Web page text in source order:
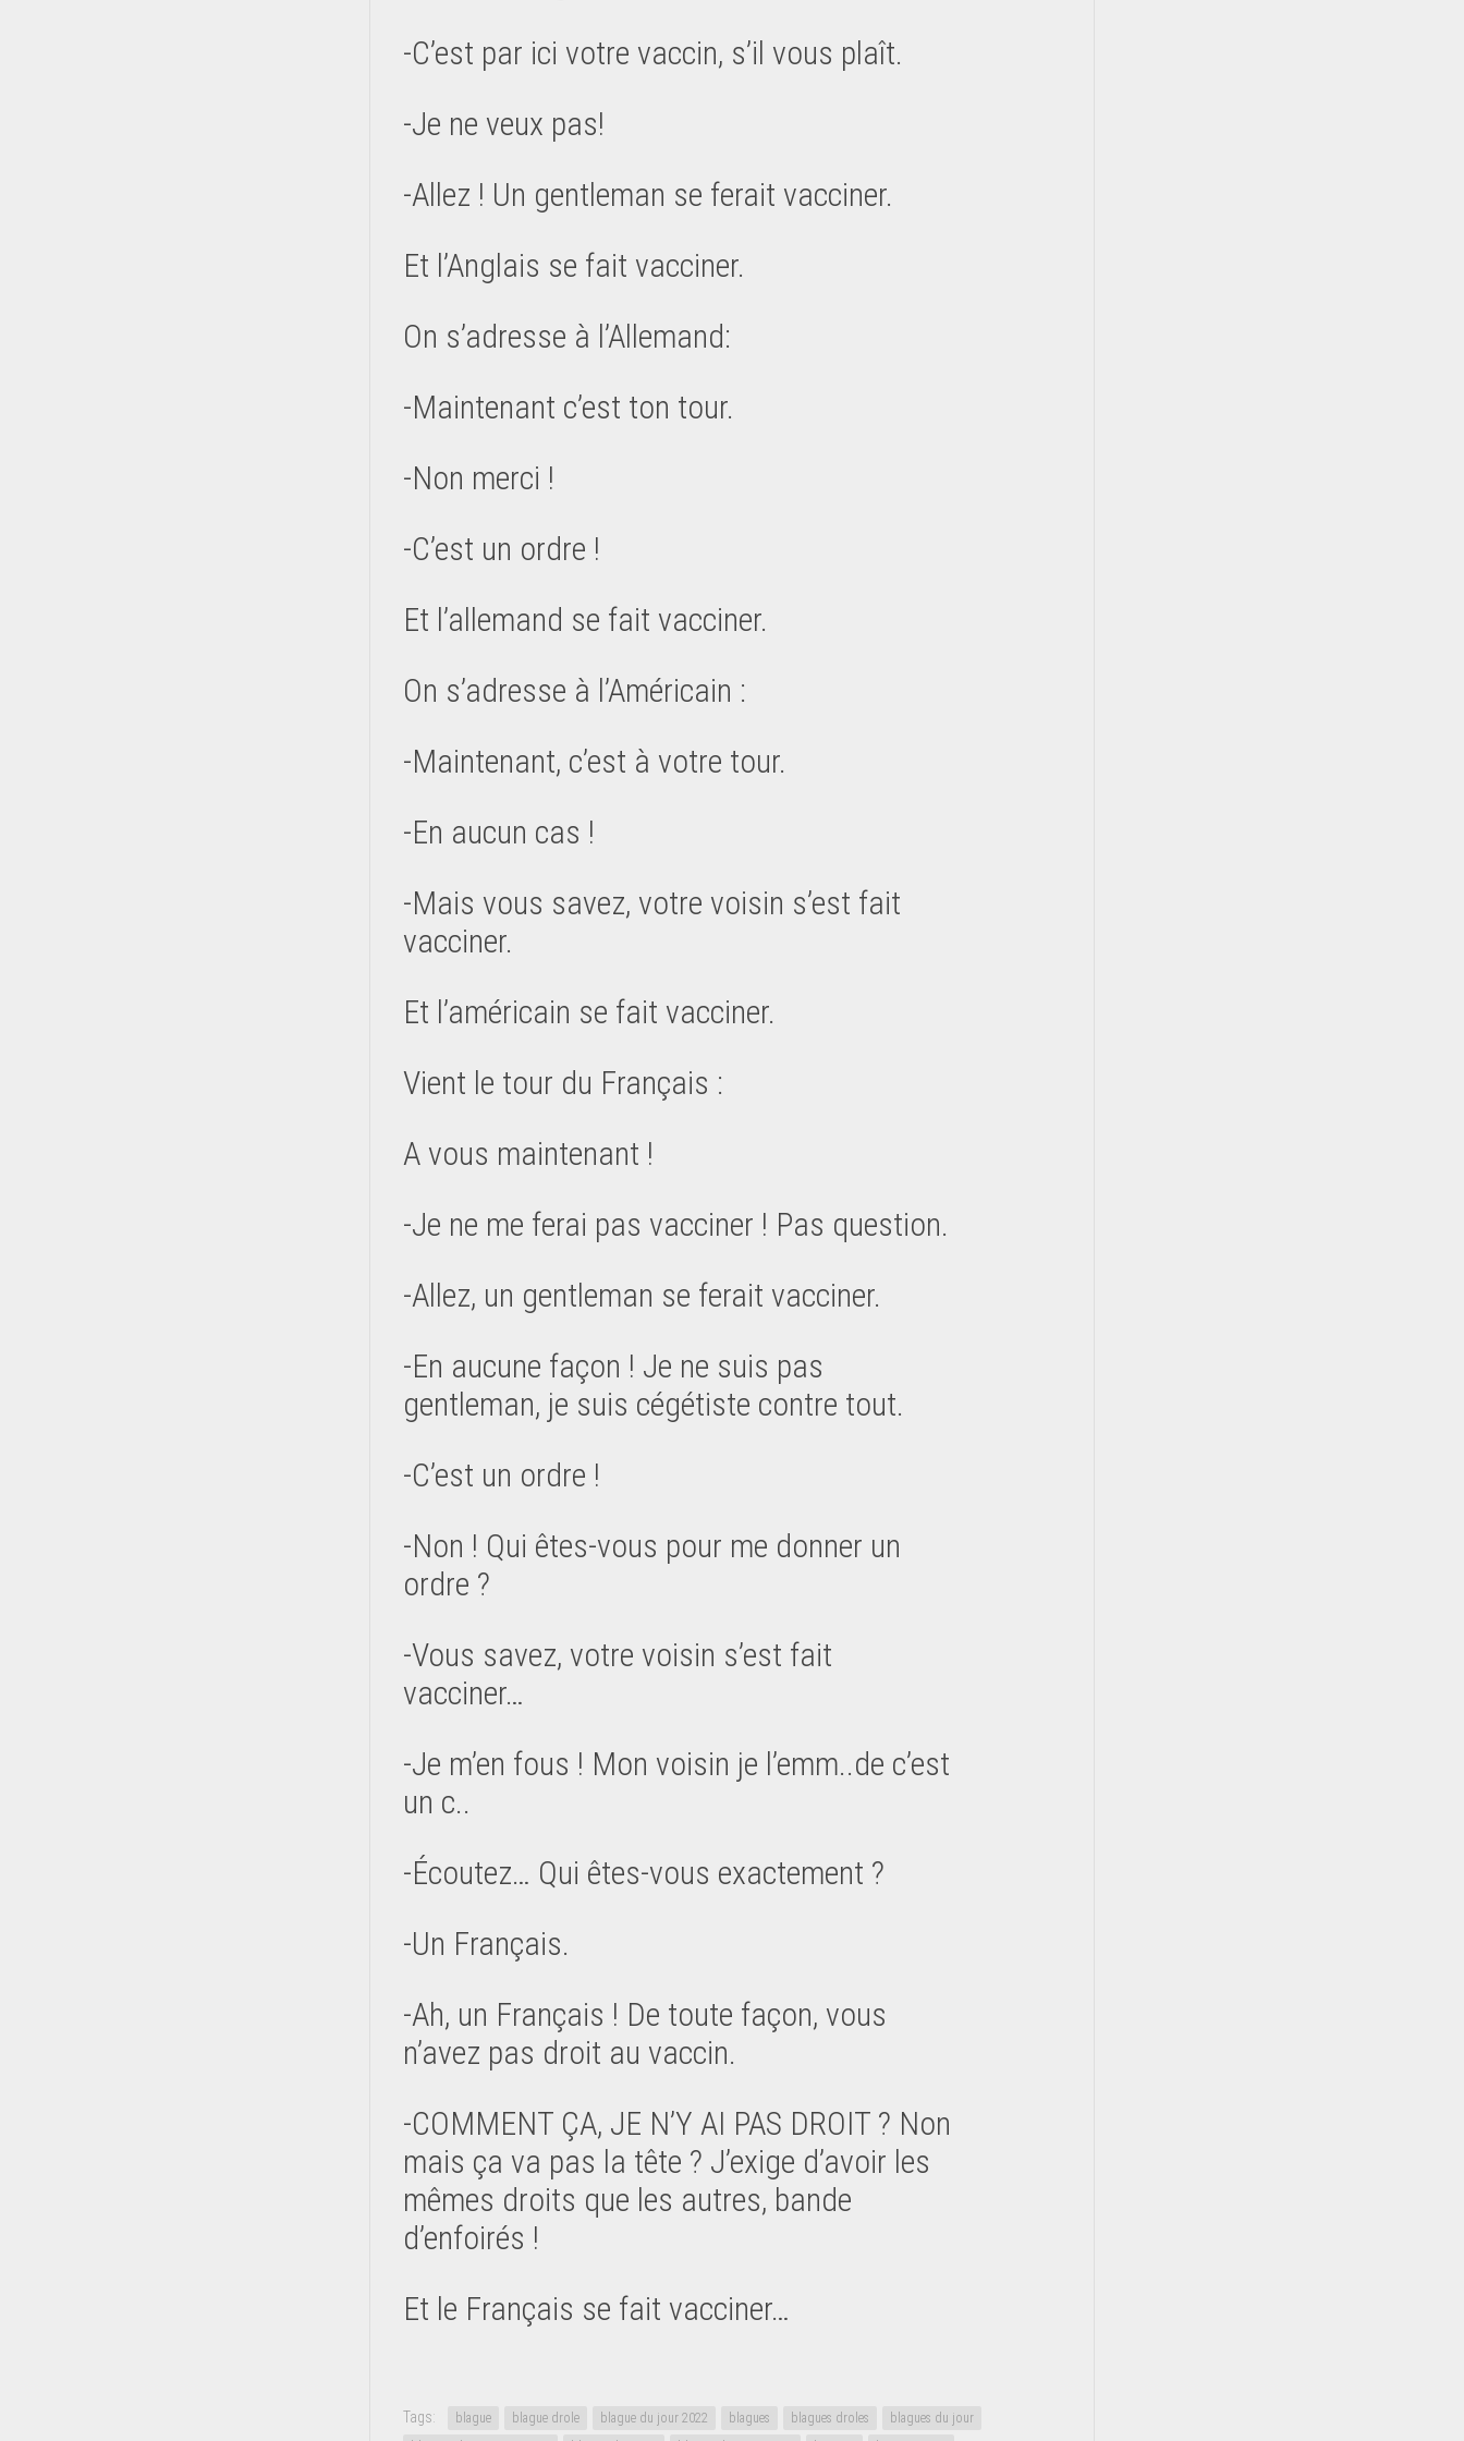
-C’est par ici votre vaccin, s’il vous plaît.
-Je ne veux pas!
-Allez ! Un gentleman se ferait vacciner.
Et l’Anglais se fait vacciner.
On s’adresse à l’Allemand:
-Maintenant c’est ton tour.
-Non merci !
-C’est un ordre !
Et l’allemand se fait vacciner.
On s’adresse à l’Américain :
-Maintenant, c’est à votre tour.
-En aucun cas !
-Mais vous savez, votre voisin s’est fait
vacciner.
Et l’américain se fait vacciner.
Vient le tour du Français :
A vous maintenant !
-Je ne me ferai pas vacciner ! Pas question.
-Allez, un gentleman se ferait vacciner.
-En aucune façon ! Je ne suis pas
gentleman, je suis cégétiste contre tout.
-C’est un ordre !
-Non ! Qui êtes-vous pour me donner un
ordre ?
-Vous savez, votre voisin s’est fait
vacciner…
-Je m’en fous ! Mon voisin je l’emm..de c’est
un c..
-Écoutez… Qui êtes-vous exactement ?
-Un Français.
-Ah, un Français ! De toute façon, vous
n’avez pas droit au vaccin.
-COMMENT ÇA, JE N’Y AI PAS DROIT ? Non
mais ça va pas la tête ? J’exige d’avoir les
mêmes droits que les autres, bande
d’enfoirés !
Et le Français se fait vacciner…
Tags: blague blague drole blague du jour 2022 blagues blagues droles
blagues du jour